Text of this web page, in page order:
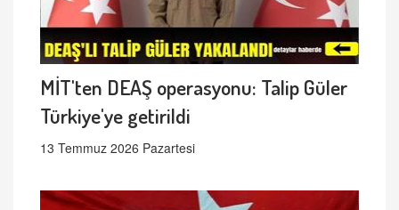
MİT'ten DEAŞ operasyonu: Talip Güler
Türkiye'ye getirildi
13 Temmuz 2026 Pazartesi